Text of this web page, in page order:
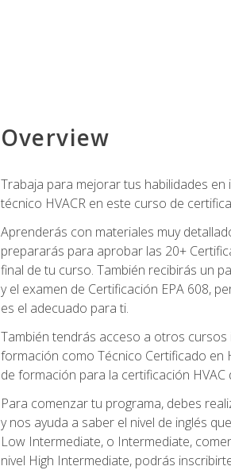
Overview
Trabaja para mejorar tus habilidades
técnico HVACR en este curso de
Aprenderás con materiales muy
prepararás para aprobar las 20+
final de tu curso. También recibirás un
y el examen de Certificación EPA 608,
es el adecuado para ti.
También tendrás acceso a otros
formación como Técnico Certificado en
de formación para la certificación HVAC
Para comenzar tu programa, debes
y nos ayuda a saber el nivel de inglés
Low Intermediate, o Intermediate,
nivel High Intermediate, podrás